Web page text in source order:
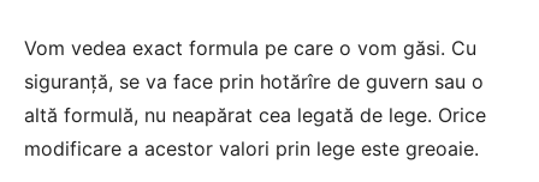
Vom vedea exact formula pe care o vom găsi. Cu
siguranţă, se va face prin hotărîre de guvern sau o
altă formulă, nu neapărat cea legată de lege. Orice
modificare a acestor valori prin lege este greoaie.